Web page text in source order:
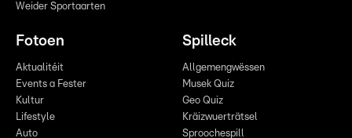
Weider Sportaarten
Fotoen
Aktualitéit
Events a Fester
Kultur
Lifestyle
Auto
Spilleck
Allgemengwëssen
Musek Quiz
Geo Quiz
Kräizwuerträtsel
Sproochespill